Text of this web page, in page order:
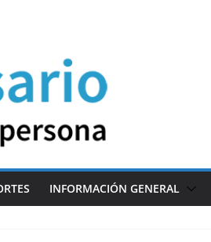
INFORMACIÓN GENERAL